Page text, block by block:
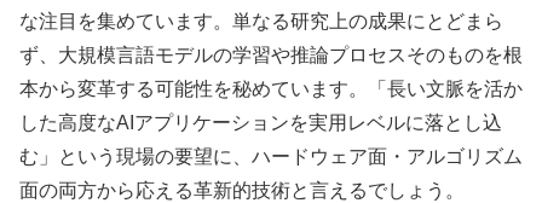
な注目を集めています。単なる研究上の成果にとどまら
ず、大規模言語モデルの学習や推論プロセスそのものを根
本から変革する可能性を秘めています。「長い文脈を活か
した高度なAIアプリケーションを実用レベルに落とし込
む」という現場の要望に、ハードウェア面・アルゴリズム
面の両方から応える革新的技術と言えるでしょう。